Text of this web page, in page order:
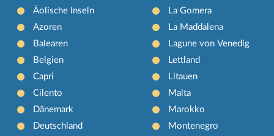
Äolische Inseln
Azoren
Balearen
Belgien
Capri
Cilento
Dänemark
Deutschland
La Gomera
La Maddalena
Lagune von Venedig
Lettland
Litauen
Malta
Marokko
Montenegro